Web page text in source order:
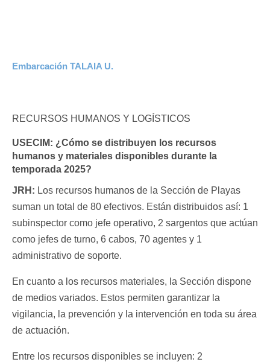
Embarcación TALAIA U.
RECURSOS HUMANOS Y LOGÍSTICOS
USECIM: ¿Cómo se distribuyen los recursos
humanos y materiales disponibles durante la
temporada 2025?
JRH: Los recursos humanos de la Sección de Playas
suman un total de 80 efectivos. Están distribuidos así: 1
subinspector como jefe operativo, 2 sargentos que actúan
como jefes de turno, 6 cabos, 70 agentes y 1
administrativo de soporte.
En cuanto a los recursos materiales, la Sección dispone
de medios variados. Estos permiten garantizar la
vigilancia, la prevención y la intervención en toda su área
de actuación.
Entre los recursos disponibles se incluyen: 2